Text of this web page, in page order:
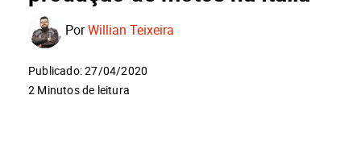
PorWillian Teixeira
Publicado: 27/04/2020
2 Minutos de leitura